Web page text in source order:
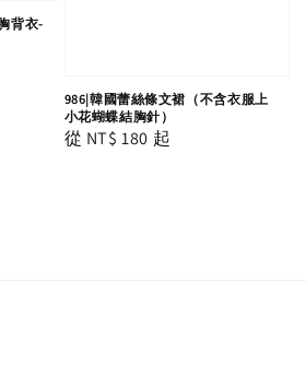
背衣-
986|韓國蕾絲條文裙（不含衣服上
小花蝴蝶結胸針）
Regular
從 NT$ 180 起